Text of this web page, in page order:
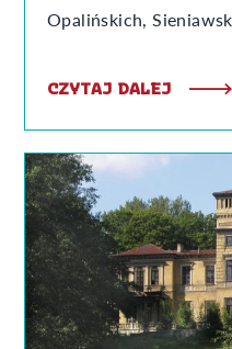
Opalińskich,
CZYTAJ DALEJ